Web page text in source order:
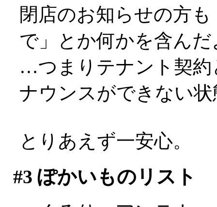
閉店のお知らせの方
で」とか何かを含ん
…つまりテナント契約
ナウンスができない
とりあえず一安心。
#3 ぽかいものリスト